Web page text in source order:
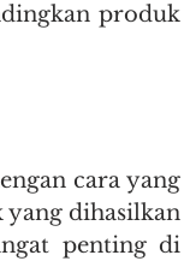
produk
cara yang
yang dihasilkan
penting di